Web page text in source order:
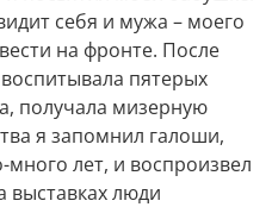
себя и мужа – моего
на фронте. После
пятерых
получала мизерную
я запомнил галоши,
лет, и воспроизвел
выставках люди